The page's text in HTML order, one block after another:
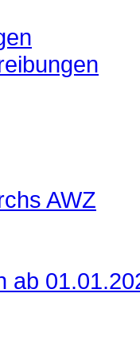
AWZ
ab